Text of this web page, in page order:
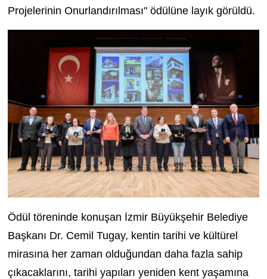
Projelerinin Onurlandırılması" ödülüne layık görüldü.
Ödül töreninde konuşan İzmir Büyükşehir Belediye
Başkanı Dr. Cemil Tugay, kentin tarihi ve kültürel
mirasına her zaman olduğundan daha fazla sahip
çıkacaklarını, tarihi yapıları yeniden kent yaşamına